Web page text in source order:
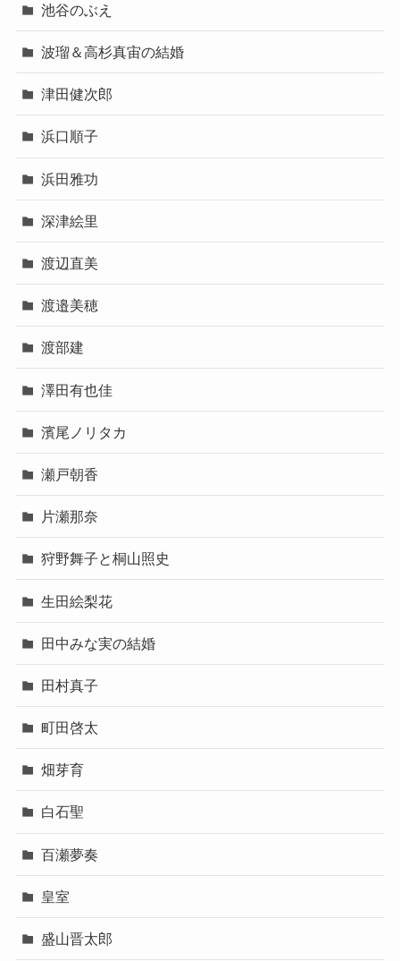
池谷のぶえ
波瑠＆高杉真宙の結婚
津田健次郎
浜口順子
浜田雅功
深津絵里
渡辺直美
渡邉美穂
渡部建
澤田有也佳
濱尾ノリタカ
瀬戸朝香
片瀬那奈
狩野舞子と桐山照史
生田絵梨花
田中みな実の結婚
田村真子
町田啓太
畑芽育
白石聖
百瀬夢奏
皇室
盛山晋太郎